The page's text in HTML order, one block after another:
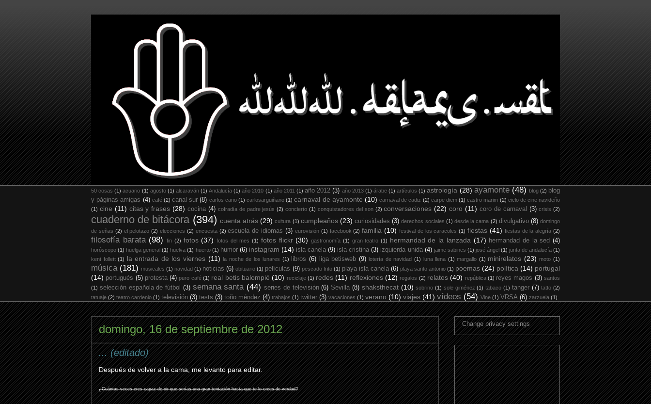
50 cosas (1) acuario (1) agosto (1) alcaraván (1) Andalucía (1) año 2010 (1) año 2011 (1) año 2012 (3) año 2013 (1) árabe (1) artículos (1) astrología (28) ayamonte (48) blog (2) blog
y páginas amigas (4) café (2) canal sur (8) carlos cano (1) carlosarguiñano (1) carnaval de ayamonte (10) carnaval de cadiz (2) carpe diem (1) castro marim (2) ciclo de cine navideño
(1) cine (11) citas y frases (28) cocina (4) cofradía de padre jesús (2) concierto (1) conquistadores del son (2) conversaciones (22) coro (11) coro de carnaval (3) crisis (2)
cuaderno de bitácora (394) cuenta atrás (29) cultura (1) cumpleaños (23) curiosidades (3) derechos sociales (1) desde la cama (2) divulgativo (8) domingo
de señas (2) el pelotazo (2) elecciones (2) encuesta (2) escuela de idiomas (3) eurovisión (1) facebook (2) familia (10) festival de los caracoles (1) fiestas (41) fiestas de la alegría (2)
filosofía barata (98) fin (2) fotos (37) fotos del mes (1) fotos flickr (30) gastronomía (1) gran teatro (1) hermandad de la lanzada (17) hermandad de la sed (4)
horóscopo (1) huelga general (1) huelva (1) huerto (1) humor (6) instagram (14) isla canela (9) isla cristina (3) izquierda unida (4) jaime sabines (1) josé ángel (1) junta de andalucía (1)
kent follett (1) la entrada de los viernes (11) la noche de los lunares (1) libros (6) liga betisweb (9) lotería de navidad (1) luna llena (1) margallo (1) minirelatos (23) moto (1)
música (181) musicales (1) navidad (1) noticias (6) obituario (1) películas (9) pescado frito (1) playa isla canela (6) playa santo antonio (1) poemas (24) política (14) portugal
(14) portugués (5) protesta (4) puro café (1) real betis balompié (10) reciclaje (1) redes (11) reflexiones (12) regalos (2) relatos (40) república (1) reyes magos (3) santos
(1) selección española de fútbol (3) semana santa (44) series de televisión (6) Sevilla (8) shaksthecat (10) sobrino (1) sole giménez (1) tabaco (1) tanger (7) tatto (2)
tatuaje (2) teatro cardenio (1) televisión (3) tests (3) toño méndez (4) trabajos (1) twitter (3) vacaciones (1) verano (10) viajes (41) vídeos (54) Vine (1) VRSA (6) zarzuela (1)
domingo, 16 de septiembre de 2012
... (editado)
Después de volver a la cama, me levanto para editar.
¿Cuántas veces eres capaz de oir que serías una gran tentación hasta que te lo crees de verdad?
Change privacy settings